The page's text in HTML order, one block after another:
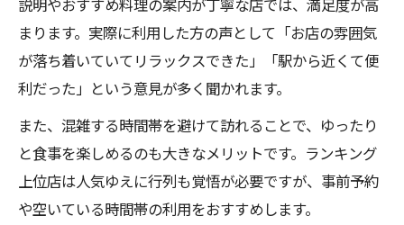
説明やおすすめ料理の案内が丁寧な店では、満足度が高
まります。実際に利用した方の声として「お店の雰囲気
が落ち着いていてリラックスできた」「駅から近くて便
利だった」という意見が多く聞かれます。
また、混雑する時間帯を避けて訪れることで、ゆったり
と食事を楽しめるのも大きなメリットです。ランキング
上位店は人気ゆえに行列も覚悟が必要ですが、事前予約
や空いている時間帯の利用をおすすめします。